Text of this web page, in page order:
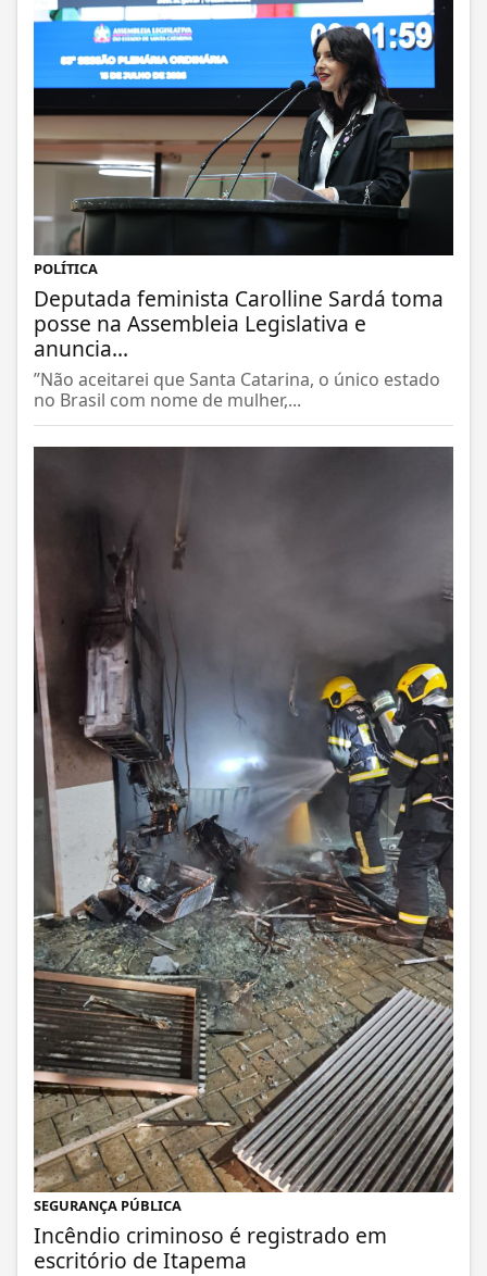
POLÍTICA
Deputada feminista Carolline Sardá toma
posse na Assembleia Legislativa e
anuncia...
”Não aceitarei que Santa Catarina, o único estado
no Brasil com nome de mulher,...
SEGURANÇA PÚBLICA
Incêndio criminoso é registrado em
escritório de Itapema